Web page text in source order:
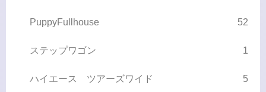
PuppyFullhouse 52
ステップワゴン 1
ハイエース ツアーズワイド 5